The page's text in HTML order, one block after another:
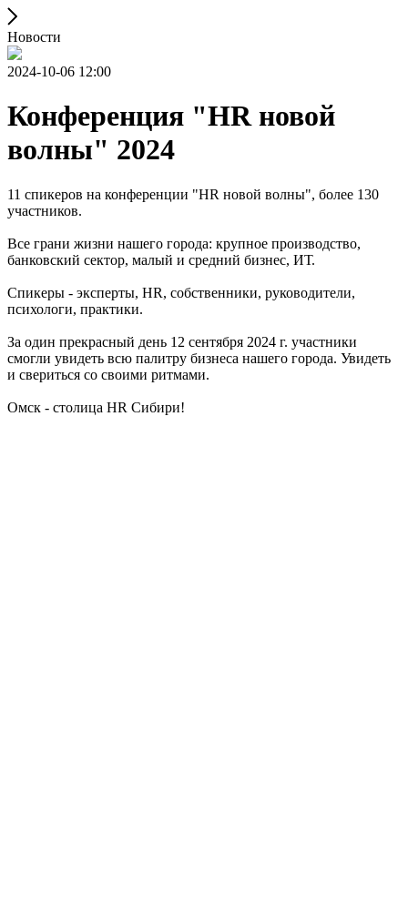
Новости
2024-10-06 12:00
Конференция "HR новой
волны" 2024
11 спикеров на конференции "HR новой волны", более 130
участников.
Все грани жизни нашего города: крупное производство,
банковский сектор, малый и средний бизнес, ИТ.
Спикеры - эксперты, HR, собственники, руководители,
психологи, практики.
За один прекрасный день 12 сентября 2024 г. участники
смогли увидеть всю палитру бизнеса нашего города. Увидеть
и свериться со своими ритмами.
Омск - столица HR Сибири!